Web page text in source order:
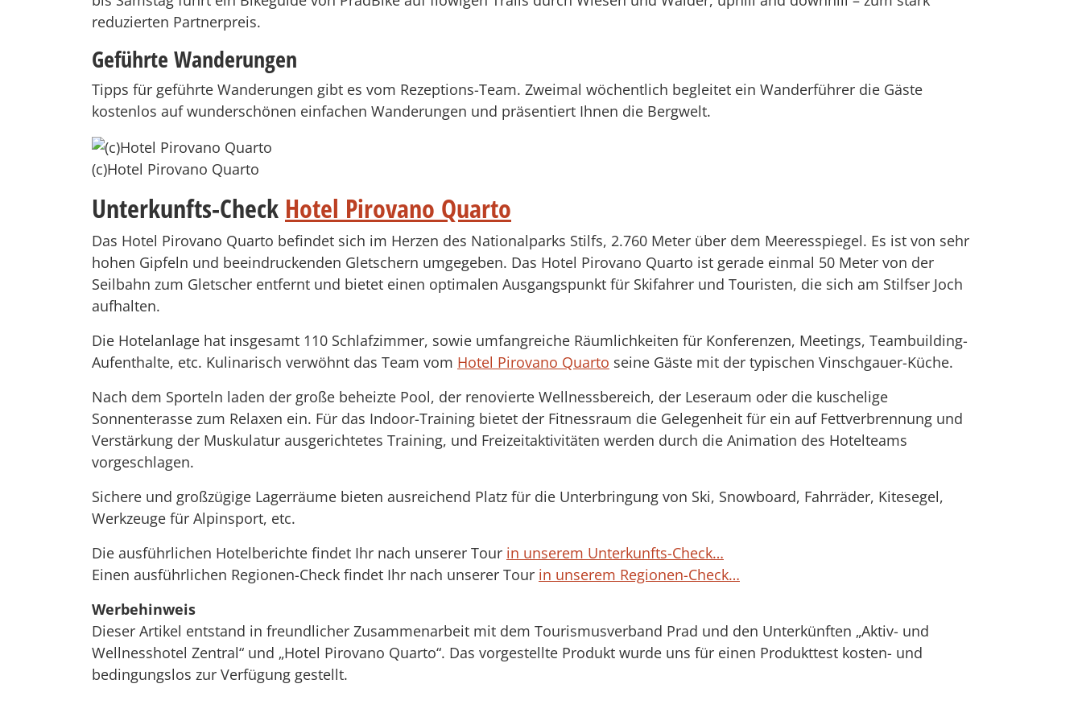
reduzierten Partnerpreis.
Geführte Wanderungen
Tipps für geführte Wanderungen gibt es vom Rezeptions-Team. Zweimal wöchentlich begleitet ein Wanderführer die Gäste
kostenlos auf wunderschönen einfachen Wanderungen und präsentiert Ihnen die Bergwelt.
(c)Hotel Pirovano Quarto
Unterkunfts-Check Hotel Pirovano Quarto
Das Hotel Pirovano Quarto befindet sich im Herzen des Nationalparks Stilfs, 2.760 Meter über dem Meeresspiegel. Es ist von sehr
hohen Gipfeln und beeindruckenden Gletschern umgegeben. Das Hotel Pirovano Quarto ist gerade einmal 50 Meter von der
Seilbahn zum Gletscher entfernt und bietet einen optimalen Ausgangspunkt für Skifahrer und Touristen, die sich am Stilfser Joch
aufhalten.
Die Hotelanlage hat insgesamt 110 Schlafzimmer, sowie umfangreiche Räumlichkeiten für Konferenzen, Meetings, Teambuilding-
Aufenthalte, etc. Kulinarisch verwöhnt das Team vom Hotel Pirovano Quarto seine Gäste mit der typischen Vinschgauer-Küche.
Nach dem Sporteln laden der große beheizte Pool, der renovierte Wellnessbereich, der Leseraum oder die kuschelige
Sonnenterasse zum Relaxen ein. Für das Indoor-Training bietet der Fitnessraum die Gelegenheit für ein auf Fettverbrennung und
Verstärkung der Muskulatur ausgerichtetes Training, und Freizeitaktivitäten werden durch die Animation des Hotelteams
vorgeschlagen.
Sichere und großzügige Lagerräume bieten ausreichend Platz für die Unterbringung von Ski, Snowboard, Fahrräder, Kitesegel,
Werkzeuge für Alpinsport, etc.
Die ausführlichen Hotelberichte findet Ihr nach unserer Tour in unserem Unterkunfts-Check…
Einen ausführlichen Regionen-Check findet Ihr nach unserer Tour in unserem Regionen-Check…
Werbehinweis
Dieser Artikel entstand in freundlicher Zusammenarbeit mit dem Tourismusverband Prad und den Unterkünften „Aktiv- und
Wellnesshotel Zentral“ und „Hotel Pirovano Quarto“. Das vorgestellte Produkt wurde uns für einen Produkttest kosten- und
bedingungslos zur Verfügung gestellt.